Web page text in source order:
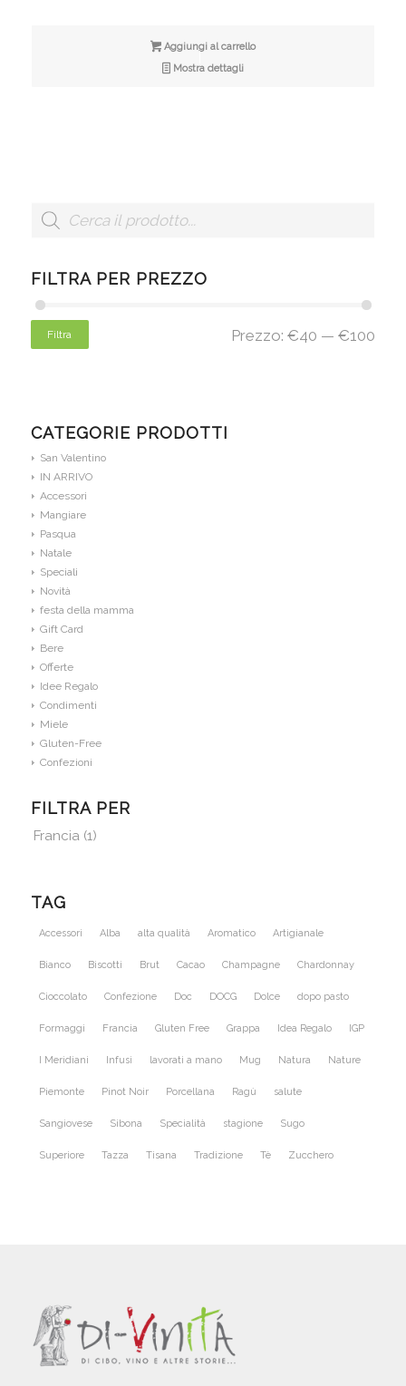
Aggiungi al carrello
Mostra dettagli
FILTRA PER PREZZO
Filtra Prezzo:€40 —€100
CATEGORIE PRODOTTI
San Valentino
IN ARRIVO
Accessori
Mangiare
Pasqua
Natale
Speciali
Novità
festa della mamma
Gift Card
Bere
Offerte
Idee Regalo
Condimenti
Miele
Gluten-Free
Confezioni
FILTRA PER
Francia (1)
TAG
Accessori Alba alta qualità Aromatico Artigianale
Bianco Biscotti Brut Cacao Champagne Chardonnay
Cioccolato Confezione Doc DOCG Dolce dopo pasto
Formaggi Francia Gluten Free Grappa Idea Regalo IGP
I Meridiani Infusi lavorati a mano Mug Natura Nature
Piemonte Pinot Noir Porcellana Ragù salute
Sangiovese Sibona Specialità stagione Sugo
Superiore Tazza Tisana Tradizione Tè Zucchero